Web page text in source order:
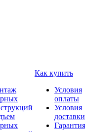
Как купить
Условия
оплаты
Условия
доставки
Гарантия